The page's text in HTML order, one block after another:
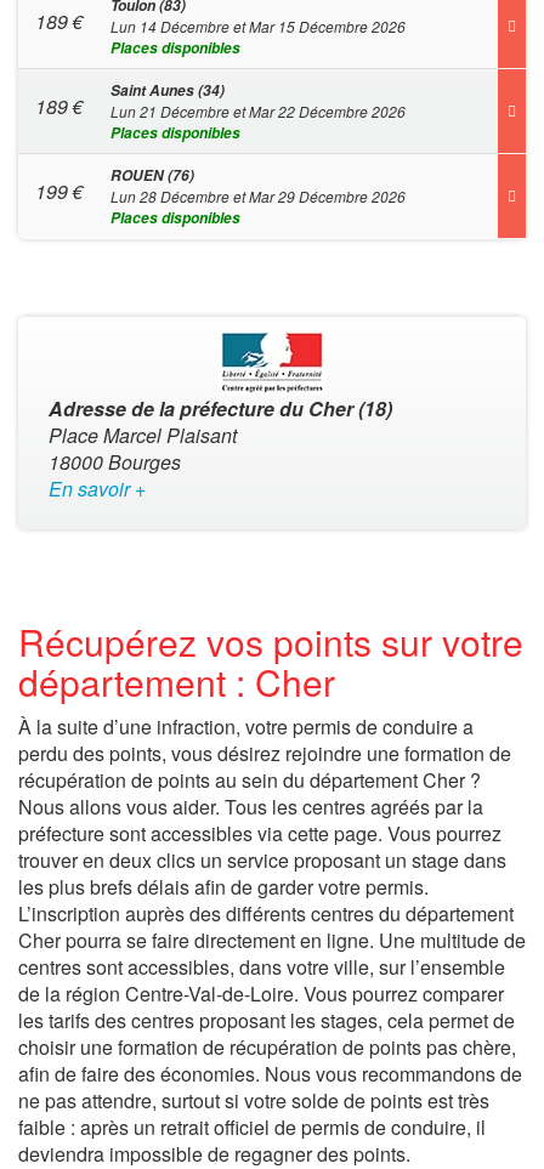
189€
Toulon (83)
Lun 14 Décembre et Mar 15 Décembre 2026
Places disponibles
189€
Saint Aunes (34)
Lun 21 Décembre et Mar 22 Décembre 2026
Places disponibles
199€
ROUEN (76)
Lun 28 Décembre et Mar 29 Décembre 2026
Places disponibles
Adresse de la préfecture du Cher (18)
Place Marcel Plaisant
18000 Bourges
En savoir +
Récupérez vos points sur votre
département : Cher
À la suite d’une infraction, votre permis de conduire a
perdu des points, vous désirez rejoindre une formation de
récupération de points au sein du département Cher ?
Nous allons vous aider. Tous les centres agréés par la
préfecture sont accessibles via cette page. Vous pourrez
trouver en deux clics un service proposant un stage dans
les plus brefs délais afin de garder votre permis.
L’inscription auprès des différents centres du département
Cher pourra se faire directement en ligne. Une multitude de
centres sont accessibles, dans votre ville, sur l’ensemble
de la région Centre-Val-de-Loire. Vous pourrez comparer
les tarifs des centres proposant les stages, cela permet de
choisir une formation de récupération de points pas chère,
afin de faire des économies. Nous vous recommandons de
ne pas attendre, surtout si votre solde de points est très
faible : après un retrait officiel de permis de conduire, il
deviendra impossible de regagner des points.